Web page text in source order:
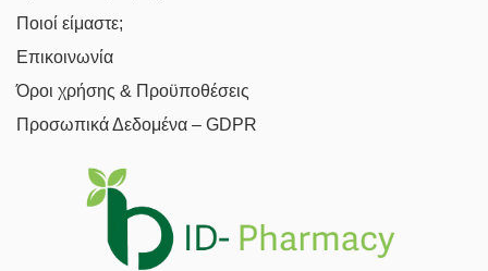
Ποιοί είμαστε;
Επικοινωνία
Όροι χρήσης & Προϋποθέσεις
Προσωπικά Δεδομένα – GDPR